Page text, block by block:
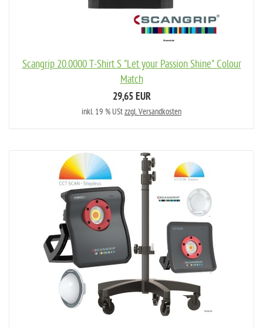
Scangrip 20.0000 T-Shirt S "Let your Passion Shine" Colour
Match
29,65 EUR
inkl. 19 % UStzzgl. Versandkosten